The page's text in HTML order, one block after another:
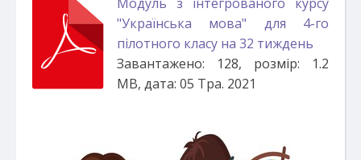
"Українська мова" для 4-го
пілотного класу на 32 тиждень
Завантажено: 128, розмір: 1.2
MB, дата: 05 Тра. 2021